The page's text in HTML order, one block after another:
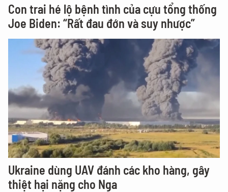
Con trai hé lộ bệnh tình của cựu tổng thống
Joe Biden: “Rất đau đớn và suy nhược”
Ukraine dùng UAV đánh các kho hàng, gây
thiệt hại nặng cho Nga